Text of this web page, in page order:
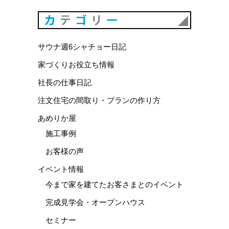
サウナ週6シャチョー日記
家づくりお役立ち情報
社長の仕事日記
注文住宅の間取り・プランの作り方
あめりか屋
施工事例
お客様の声
イベント情報
今まで家を建てたお客さまとのイベント
完成見学会・オープンハウス
セミナー